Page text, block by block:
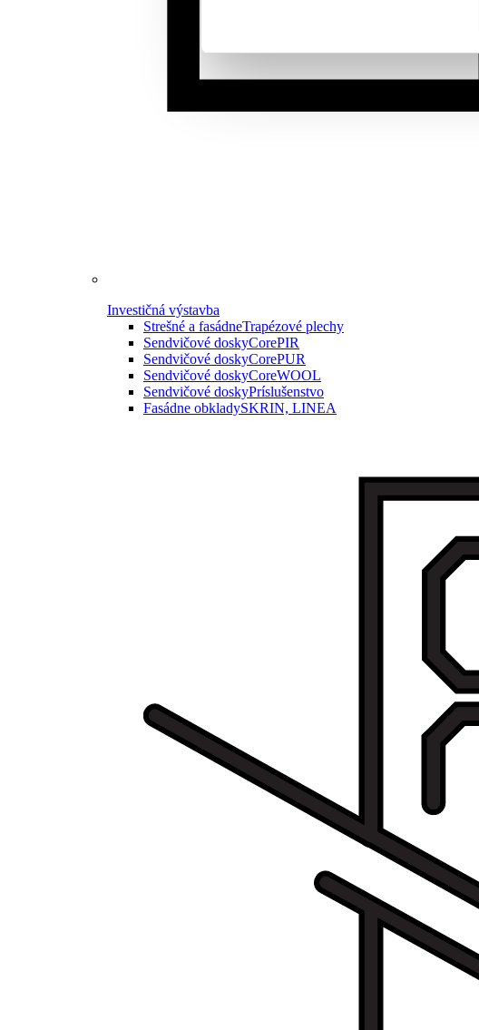
Investičná výstavba
Strešné a fasádneTrapézové plechy
Sendvičové doskyCorePIR
Sendvičové doskyCorePUR
Sendvičové doskyCoreWOOL
Sendvičové doskyPríslušenstvo
Fasádne obkladySKRIN, LINEA